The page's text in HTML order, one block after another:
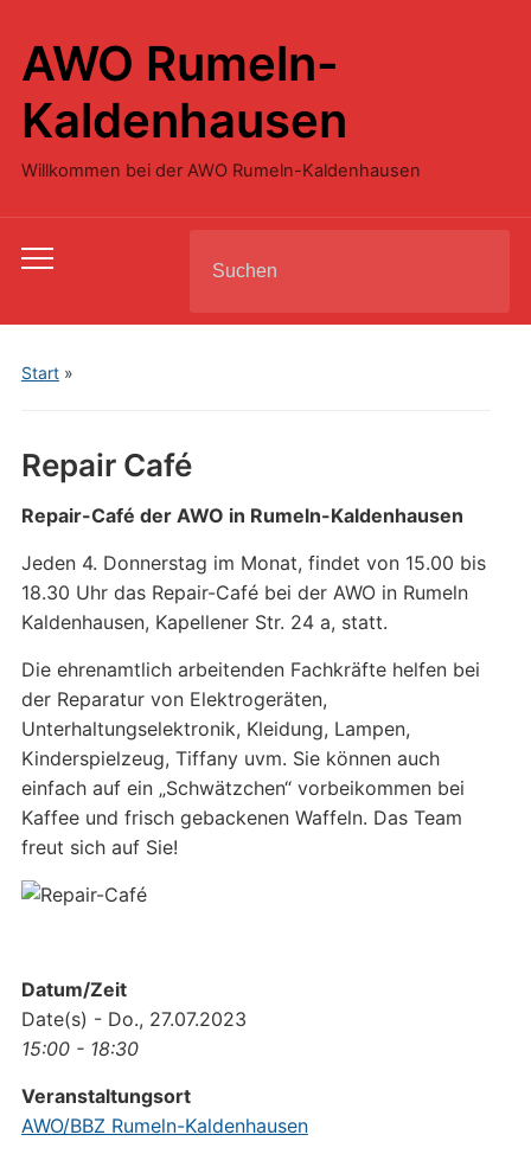
AWO Rumeln-
Kaldenhausen
Willkommen bei der AWO Rumeln-Kaldenhausen
Toggle
menu
for:
Start»
Repair Café
Repair-Café der AWO in Rumeln-Kaldenhausen
Jeden 4. Donnerstag im Monat, findet von 15.00 bis
18.30 Uhr das Repair-Café bei der AWO in Rumeln
Kaldenhausen, Kapellener Str. 24 a, statt.
Die ehrenamtlich arbeitenden Fachkräfte helfen bei
der Reparatur von Elektrogeräten,
Unterhaltungselektronik, Kleidung, Lampen,
Kinderspielzeug, Tiffany uvm. Sie können auch
einfach auf ein „Schwätzchen“ vorbeikommen bei
Kaffee und frisch gebackenen Waffeln. Das Team
freut sich auf Sie!
Datum/Zeit
Date(s) - Do., 27.07.2023
15:00 - 18:30
Veranstaltungsort
AWO/BBZ Rumeln-Kaldenhausen